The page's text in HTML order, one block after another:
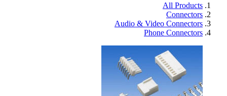
All Products
Connectors
Audio & Video Connectors
Phone Connectors